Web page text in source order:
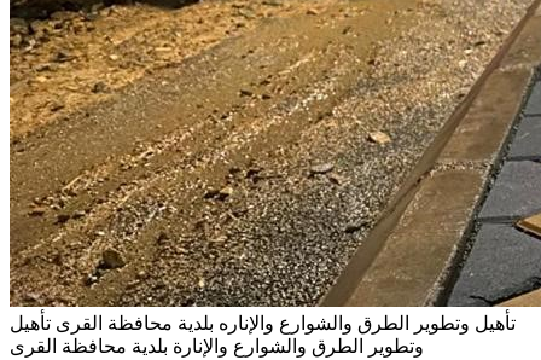
تأهيل وتطوير الطرق والشوارع والإناره بلدية محافظة القرى تأهيل
وتطوير الطرق والشوارع والإنارة بلدية محافظة القرى